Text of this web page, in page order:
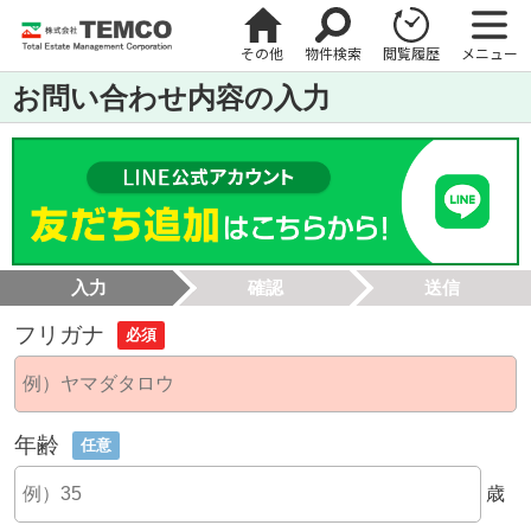
その他 物件検索 閲覧履歴 メニュー
お問い合わせ内容の入力
入力 確認 送信
フリガナ 必須
年齢 任意
歳